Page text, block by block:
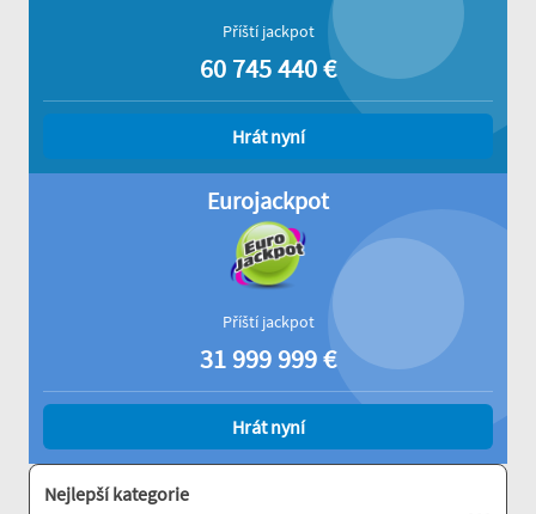
Příští jackpot
60 745 440€
Hrát nyní
Eurojackpot
Příští jackpot
31 999 999€
Hrát nyní
Nejlepší kategorie